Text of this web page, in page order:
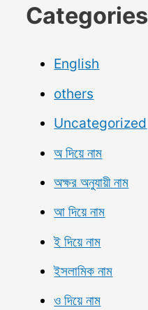
Categories
English
others
Uncategorized
অ দিয়ে নাম
অক্ষর অনুযায়ী নাম
আ দিয়ে নাম
ই দিয়ে নাম
ইসলামিক নাম
ও দিয়ে নাম